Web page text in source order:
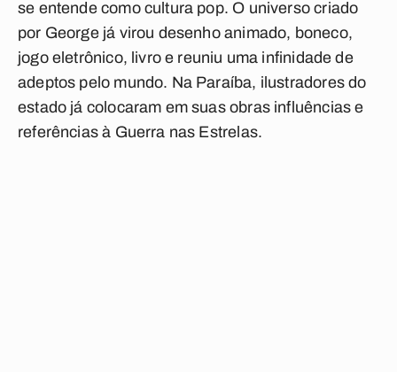
se entende como cultura pop. O universo criado
por George já virou desenho animado, boneco,
jogo eletrônico, livro e reuniu uma infinidade de
adeptos pelo mundo. Na Paraíba, ilustradores do
estado já colocaram em suas obras influências e
referências à Guerra nas Estrelas.